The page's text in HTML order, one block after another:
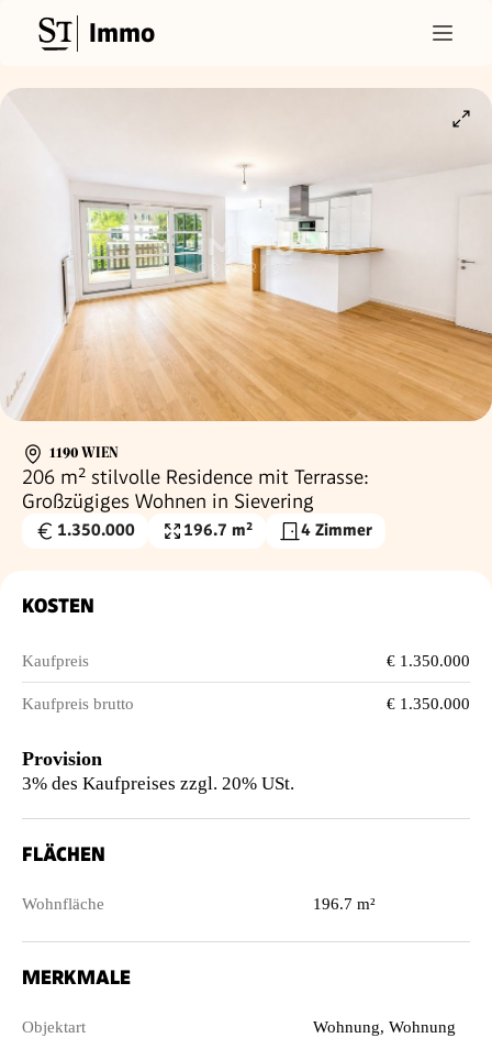
Immo
1190 WIEN
206 m² stilvolle Residence mit Terrasse:
Großzügiges Wohnen in Sievering
Kaufpreis
1.350.000
Wohnfläche
196.7 m² 4 Zimmer
KOSTEN
Kaufpreis € 1.350.000
Kaufpreis brutto € 1.350.000
Provision
3% des Kaufpreises zzgl. 20% USt.
FLÄCHEN
Wohnfläche 196.7 m²
MERKMALE
Objektart
Wohnung, Wohnung